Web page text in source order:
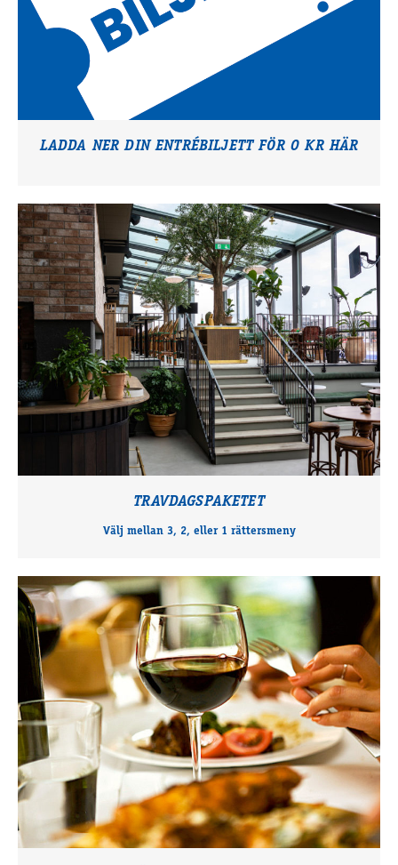
LADDA NER DIN ENTRÉBILJETT FÖR 0 KR HÄR
TRAVDAGSPAKETET
Välj mellan 3, 2, eller 1 rättersmeny